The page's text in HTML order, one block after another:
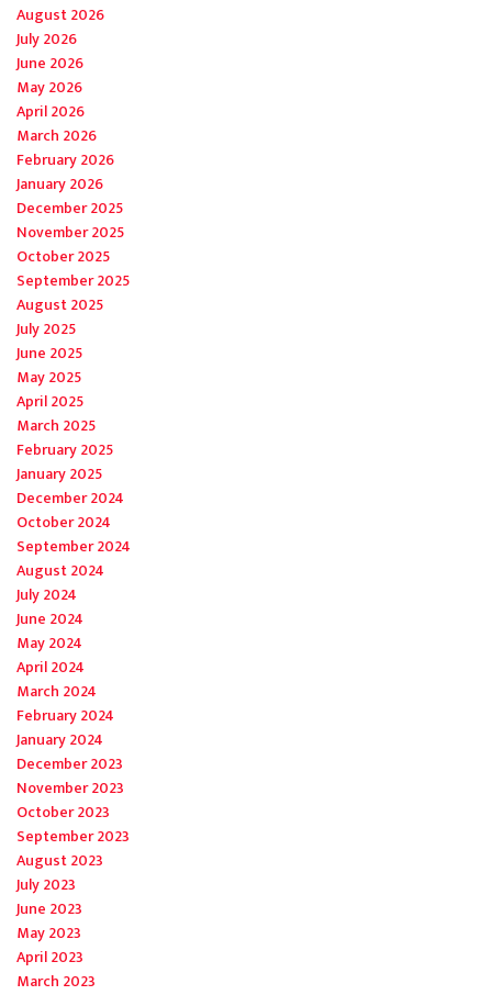
August 2026
July 2026
June 2026
May 2026
April 2026
March 2026
February 2026
January 2026
December 2025
November 2025
October 2025
September 2025
August 2025
July 2025
June 2025
May 2025
April 2025
March 2025
February 2025
January 2025
December 2024
October 2024
September 2024
August 2024
July 2024
June 2024
May 2024
April 2024
March 2024
February 2024
January 2024
December 2023
November 2023
October 2023
September 2023
August 2023
July 2023
June 2023
May 2023
April 2023
March 2023